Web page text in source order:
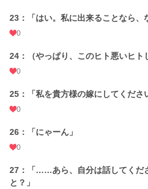
23：「はい。私に出来ることなら
0
24：（やっぱり、このヒト悪いヒ
0
25：「私を貴方様の嫁にしてくださ
0
26：「にゃーん」
0
27：「……あら、自分は話してくだ
と？」